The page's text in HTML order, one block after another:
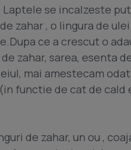
se incalzeste
zahar , o lingura de
ce a crescut o
zahar, sarea, esenta
mai amestecam
functie de cat de cald
de zahar, un ou ,